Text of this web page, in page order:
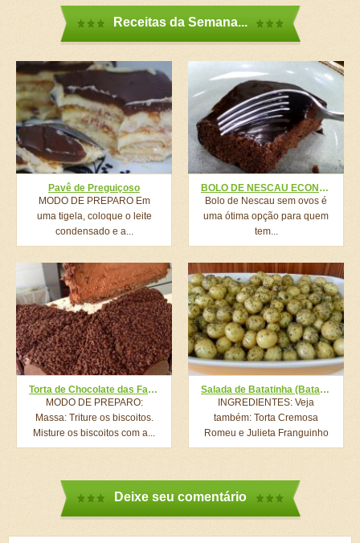
Receitas da Semana...
Pavê de Preguiçoso
MODO DE PREPARO Em
uma tigela, coloque o leite
condensado e a...
BOLO DE NESCAU ECONÔMICO (SEM OVOS)
Bolo de Nescau sem ovos é
uma ótima opção para quem
tem...
Torta de Chocolate das Fadas
MODO DE PREPARO:
Massa: Triture os biscoitos.
Misture os biscoitos com a...
Salada de Batatinha (Batatinha Aperitivo)
INGREDIENTES: Veja
também: Torta Cremosa
Romeu e Julieta Franguinho
Crocante Mais Fácil...
Deixe seu comentário